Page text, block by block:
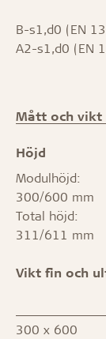
B-s1,d0 (EN
A2-s1,d0 (EN
Mått och vikt
Höjd
Modulhöjd:
300/600 mm
Total höjd:
311/611 mm
Vikt fin och
300 x 600